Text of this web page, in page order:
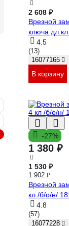
2 608 ₽
Врезной
ключа
4.5
(13)
16077165
В корзину
-27%
1 380 ₽
1 530 ₽
1 902 ₽
Врезной
кл /б/о/н/
4.8
(57)
16077228